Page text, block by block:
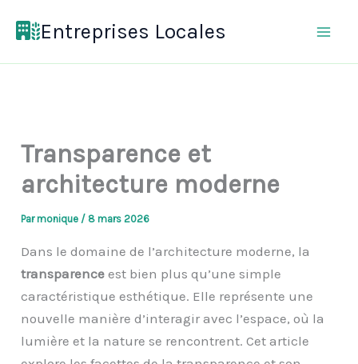
Entreprises Locales
Transparence et
architecture moderne
Parmonique / 8 mars 2026
Dans le domaine de l’architecture moderne, la
transparence est bien plus qu’une simple
caractéristique esthétique. Elle représente une
nouvelle manière d’interagir avec l’espace, où la
lumière et la nature se rencontrent. Cet article